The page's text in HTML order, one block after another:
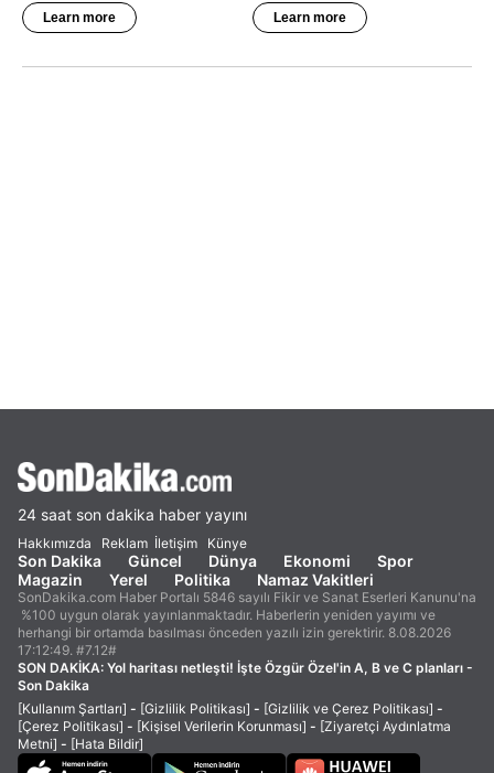
24 saat son dakika haber yayını
Hakkımızda Reklam İletişim Künye
Son Dakika Güncel Dünya Ekonomi
Spor
Magazin
Yerel Politika Namaz Vakitleri
SonDakika.com Haber Portalı 5846 sayılı Fikir ve Sanat Eserleri Kanunu'na
%100 uygun olarak yayınlanmaktadır. Haberlerin yeniden yayımı ve
herhangi bir ortamda basılması önceden yazılı izin gerektirir. 8.08.2026
17:12:49. #7.12#
SON DAKİKA: Yol haritası netleşti! İşte Özgür Özel'in A, B ve C planları -
Son Dakika
[Kullanım Şartları] - [Gizlilik Politikası] - [Gizlilik ve Çerez Politikası] -
[Çerez Politikası] - [Kişisel Verilerin Korunması] - [Ziyaretçi Aydınlatma
Metni] - [Hata Bildir]